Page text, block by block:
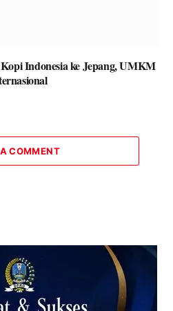
Indonesia ke Jepang, UMKM
COMMENT